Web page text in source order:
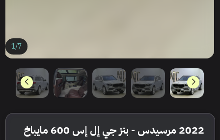
1/7
2022 مرسيدس - بنز جي إل إس 600 مايباخ